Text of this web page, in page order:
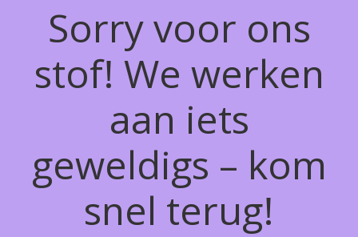
Sorry voor ons
stof! We werken
aan iets
geweldigs – kom
snel terug!